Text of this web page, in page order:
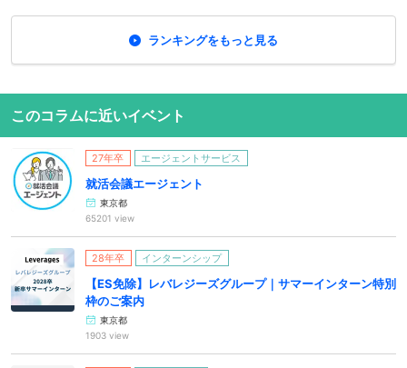
ランキングをもっと見る
このコラムに近いイベント
27年卒 エージェントサービス
就活会議エージェント
東京都
65201 view
28年卒 インターンシップ
【ES免除】レバレジーズグループ｜サマーインターン特別
枠のご案内
東京都
1903 view